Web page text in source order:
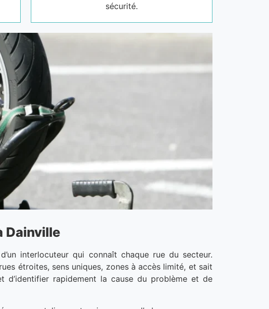
sécurité.
Dainville
interlocuteur qui connaît chaque rue du secteur.
étroites, sens uniques, zones à accès limité, et sait
d’identifier rapidement la cause du problème et de